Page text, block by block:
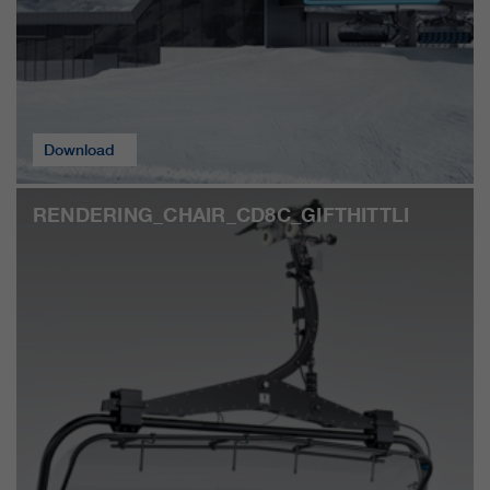
Download
RENDERING_CHAIR_CD8C_GIFTHITTLI